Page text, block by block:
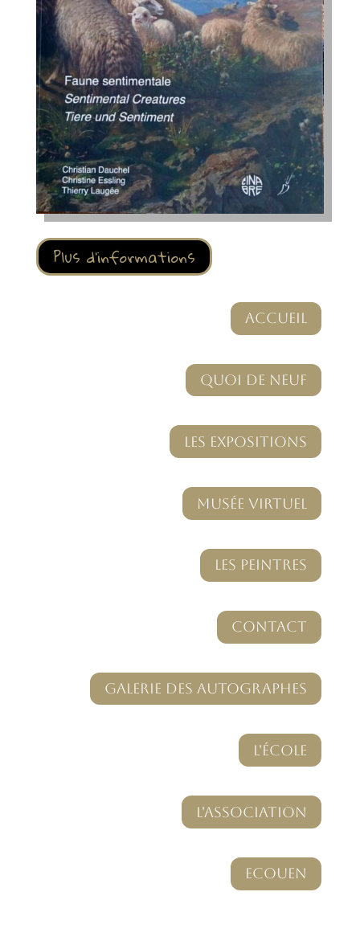
Plus d'informations
Accueil
Quoi de Neuf
Les Expositions
Musée Virtuel
Les Peintres
Contact
Galerie des autographes
L'école
L'Association
Ecouen